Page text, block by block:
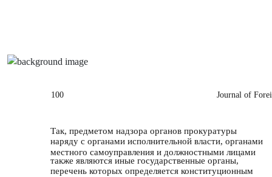
100 Journal of
Так, предметом надзора органов прокуратуры
наряду с органами исполнительной власти, органами
местного самоуправления и должностными лицами
также являются иные государственные органы,
перечень которых определяется конституционным